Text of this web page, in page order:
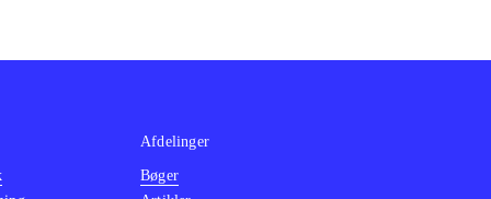
Afdelinger
Bøger